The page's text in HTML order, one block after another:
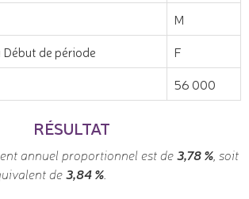
M
Début de période
F
56 000
RÉSULTAT
annuel proportionnel est de3,78 % , soit
de3,84 %